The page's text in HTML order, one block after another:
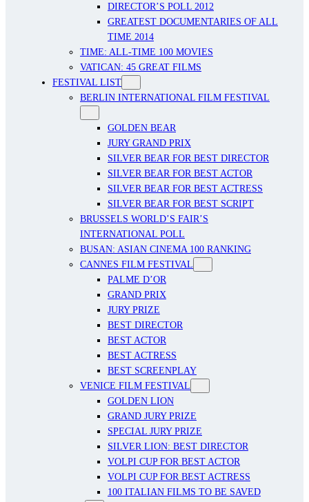
DIRECTOR’S POLL 2012
GREATEST DOCUMENTARIES OF ALL
TIME 2014
TIME: ALL-TIME 100 MOVIES
VATICAN: 45 GREAT FILMS
FESTIVAL LIST
BERLIN INTERNATIONAL FILM FESTIVAL
GOLDEN BEAR
JURY GRAND PRIX
SILVER BEAR FOR BEST DIRECTOR
SILVER BEAR FOR BEST ACTOR
SILVER BEAR FOR BEST ACTRESS
SILVER BEAR FOR BEST SCRIPT
BRUSSELS WORLD’S FAIR’S
INTERNATIONAL POLL
BUSAN: ASIAN CINEMA 100 RANKING
CANNES FILM FESTIVAL
PALME D’OR
GRAND PRIX
JURY PRIZE
BEST DIRECTOR
BEST ACTOR
BEST ACTRESS
BEST SCREENPLAY
VENICE FILM FESTIVAL
GOLDEN LION
GRAND JURY PRIZE
SPECIAL JURY PRIZE
SILVER LION: BEST DIRECTOR
VOLPI CUP FOR BEST ACTOR
VOLPI CUP FOR BEST ACTRESS
100 ITALIAN FILMS TO BE SAVED